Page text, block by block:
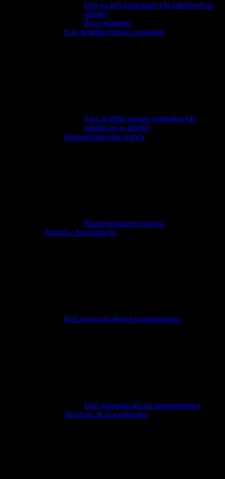
Dati società partecipate (da pubblicare in
tabelle)
Provvedimenti
Enti di diritto privato controllati
Enti di diritto privato controllati (da
pubblicare in tabelle)
Rappresentazione grafica
Rappresentazione grafica
Attività e procedimenti
Dati aggregati attività amministrativa
Dati aggregati attività amministrativa
Tipologie di procedimento